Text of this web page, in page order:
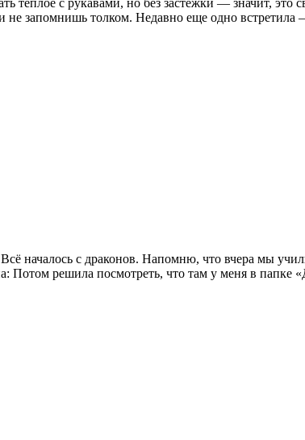
теплое с рукавами, но без застежки — значит, это
запомнишь толком. Недавно еще одно встретила
началось с драконов. Напомню, что вчера мы
Потом решила посмотреть, что там у меня в